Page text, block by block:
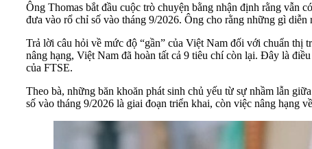
Ông Thomas bắt đầu cuộc trò chuyện bằng nhận định rằng vẫn
đưa vào rổ chỉ số vào tháng 9/2026. Ông cho rằng những gì
Trả lời câu hỏi về mức độ “gần” của Việt Nam đối với chuẩn
nâng hạng, Việt Nam đã hoàn tất cả 9 tiêu chí còn lại. Đây là
của FTSE.
Theo bà, những băn khoăn phát sinh chủ yếu từ sự nhầm lẫn
số vào tháng 9/2026 là giai đoạn triển khai, còn việc nâng hạng